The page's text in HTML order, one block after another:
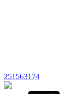
251563174